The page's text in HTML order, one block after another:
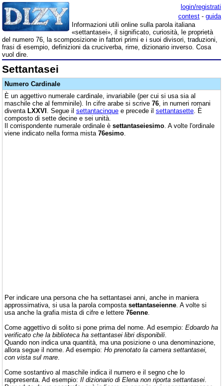
login/registrati
contest - guida
Informazioni utili online sulla parola italiana
«settantasei», il significato, curiosità, le proprietà
del numero 76, la scomposizione in fattori primi e i suoi divisori, traduzioni,
frasi di esempio, definizioni da cruciverba, rime, dizionario inverso. Cosa
vuol dire.
Settantasei
Numero Cardinale
È un aggettivo numerale cardinale, invariabile (per cui si usa sia al
maschile che al femminile). In cifre arabe si scrive 76 , in numeri romani
diventa LXXVI . Segue il settantacinque e precede il settantasette . È
composto di sette decine e sei unità.
Il corrispondente numerale ordinale è settantaseiesimo . A volte l'ordinale
viene indicato nella forma mista 76esimo
Per indicare una persona che ha settantasei anni, anche in maniera
approssimativa, si usa la parola composta settantaseienne . A volte si
usa anche la grafia mista di cifre e lettere 76enne
Come aggettivo di solito si pone prima del nome. Ad esempio: Edoardo ha
verificato che la biblioteca ha settantasei libri disponibili
Quando non indica una quantità, ma una posizione o una denominazione,
allora segue il nome. Ad esempio: Ho prenotato la camera settantasei,
con vista sul mare
Come sostantivo al maschile indica il numero e il segno che lo
rappresenta. Ad esempio: Il dizionario di Elena non riporta settantasei